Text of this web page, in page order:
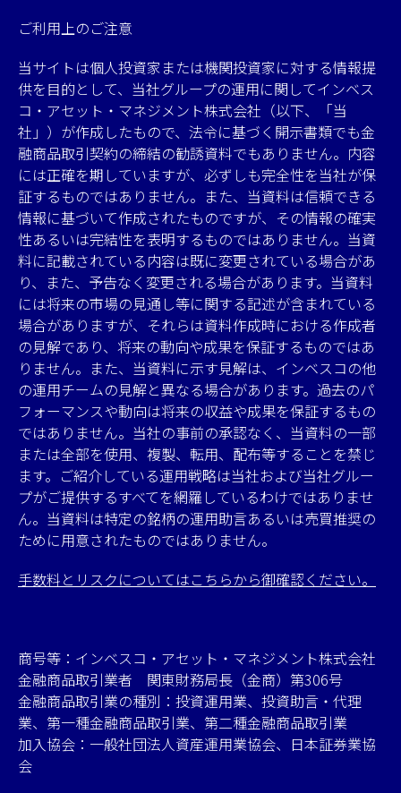
ご利用上のご注意
当サイトは個人投資家または機関投資家に対する情報提
供を目的として、当社グループの運用に関してインベス
コ・アセット・マネジメント株式会社（以下、「当
社」）が作成したもので、法令に基づく開示書類でも金
融商品取引契約の締結の勧誘資料でもありません。内容
には正確を期していますが、必ずしも完全性を当社が保
証するものではありません。また、当資料は信頼できる
情報に基づいて作成されたものですが、その情報の確実
性あるいは完結性を表明するものではありません。当資
料に記載されている内容は既に変更されている場合があ
り、また、予告なく変更される場合があります。当資料
には将来の市場の見通し等に関する記述が含まれている
場合がありますが、それらは資料作成時における作成者
の見解であり、将来の動向や成果を保証するものではあ
りません。また、当資料に示す見解は、インベスコの他
の運用チームの見解と異なる場合があります。過去のパ
フォーマンスや動向は将来の収益や成果を保証するもの
ではありません。当社の事前の承認なく、当資料の一部
または全部を使用、複製、転用、配布等することを禁じ
ます。ご紹介している運用戦略は当社および当社グルー
プがご提供するすべてを網羅しているわけではありませ
ん。当資料は特定の銘柄の運用助言あるいは売買推奨の
ために用意されたものではありません。
手数料とリスクについてはこちらから御確認ください。
商号等：インベスコ・アセット・マネジメント株式会社
金融商品取引業者 関東財務局長（金商）第306号
金融商品取引業の種別：投資運用業、投資助言・代理
業、第一種金融商品取引業、第二種金融商品取引業
加入協会：一般社団法人資産運用業協会、日本証券業協
会